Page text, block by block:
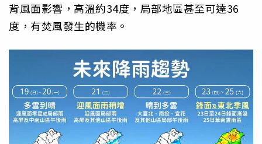
背風面影響，高溫約34度，局部地區甚至可達36
度，有焚風發生的機率。